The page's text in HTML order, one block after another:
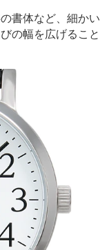
書体など、細かい
の幅を広げること